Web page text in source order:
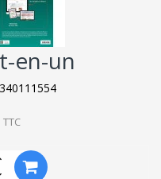
en-un
TTC